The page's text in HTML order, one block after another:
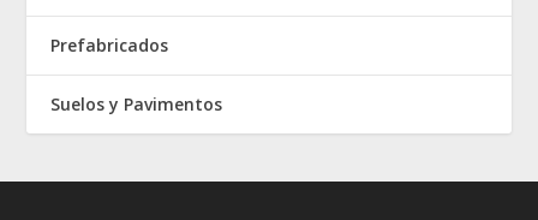
Prefabricados
Suelos y Pavimentos